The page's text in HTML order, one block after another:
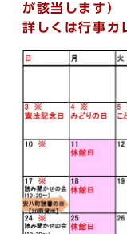
が該当します）
詳しくは行事カ